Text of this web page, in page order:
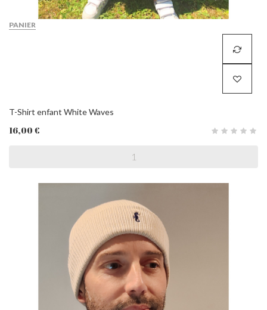
PANIER
T-Shirt enfant White Waves
16,00 €